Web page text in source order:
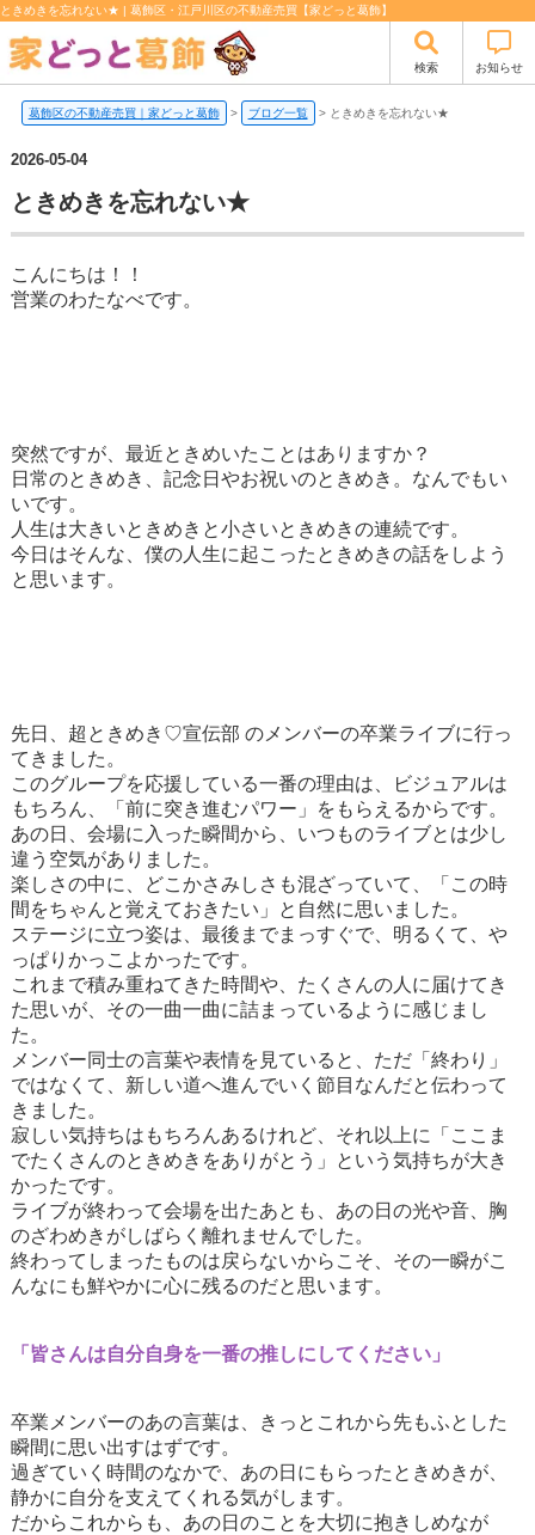
ときめきを忘れない★ | 葛飾区・江戸川区の不動産売買【家どっと葛飾】
検索 お知らせ
葛飾区の不動産売買｜家どっと葛飾 > ブログ一覧 > ときめきを忘れない★
2026-05-04
ときめきを忘れない★
こんにちは！！
営業のわたなべです。
突然ですが、最近ときめいたことはありますか？
日常のときめき、記念日やお祝いのときめき。なんでもい
いです。
人生は大きいときめきと小さいときめきの連続です。
今日はそんな、僕の人生に起こったときめきの話をしよう
と思います。
先日、超ときめき♡宣伝部 のメンバーの卒業ライブに行っ
てきました。
このグループを応援している一番の理由は、ビジュアルは
もちろん、「前に突き進むパワー」をもらえるからです。
あの日、会場に入った瞬間から、いつものライブとは少し
違う空気がありました。
楽しさの中に、どこかさみしさも混ざっていて、「この時
間をちゃんと覚えておきたい」と自然に思いました。
ステージに立つ姿は、最後までまっすぐで、明るくて、や
っぱりかっこよかったです。
これまで積み重ねてきた時間や、たくさんの人に届けてき
た思いが、その一曲一曲に詰まっているように感じまし
た。
メンバー同士の言葉や表情を見ていると、ただ「終わり」
ではなくて、新しい道へ進んでいく節目なんだと伝わって
きました。
寂しい気持ちはもちろんあるけれど、それ以上に「ここま
でたくさんのときめきをありがとう」という気持ちが大き
かったです。
ライブが終わって会場を出たあとも、あの日の光や音、胸
のざわめきがしばらく離れませんでした。
終わってしまったものは戻らないからこそ、その一瞬がこ
んなにも鮮やかに心に残るのだと思います。
「皆さんは自分自身を一番の推しにしてください」
卒業メンバーのあの言葉は、きっとこれから先もふとした
瞬間に思い出すはずです。
過ぎていく時間のなかで、あの日にもらったときめきが、
静かに自分を支えてくれる気がします。
だからこれからも、あの日のことを大切に抱きしめなが